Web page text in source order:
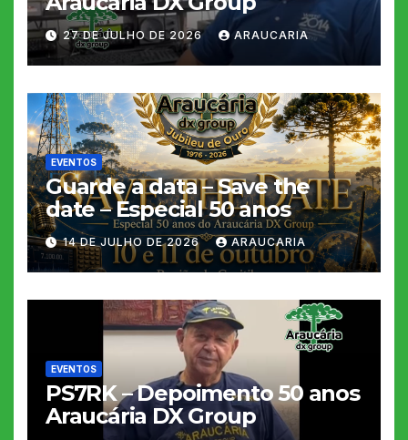
27 DE JULHO DE 2026 ARAUCARIA
EVENTOS
Guarde a data – Save the
date – Especial 50 anos
14 DE JULHO DE 2026 ARAUCARIA
EVENTOS
PS7RK – Depoimento 50 anos
Araucária DX Group